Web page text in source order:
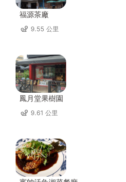
福源茶廠
9.55 公里
鳳月堂果樹園
9.61 公里